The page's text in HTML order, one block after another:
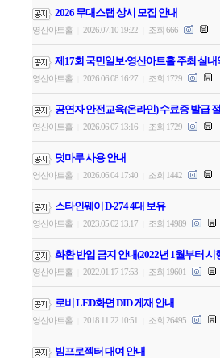
2026 무대스탭 상시 모집 안내
영산아트홀 2026.07.10 19:22 조회 666
제17회 국민일보·영산아트홀 주최 실
영산아트홀 2026.06.08 16:27 조회 1729
공연자 안전교육(온라인) 수료증 발급
영산아트홀 2026.06.07 13:16 조회 1729
덧마루 사용 안내
영산아트홀 2026.06.04 17:40 조회 1442
스타인웨이 D-274 4대 보유
영산아트홀 2023.05.02 13:17 조회 14989
화환 반입 금지 안내(2022년 1월부터 시
영산아트홀 2022.01.17 17:53 조회 19601
로비 LED화면 DID 게재 안내
영산아트홀 2018.11.22 10:51 조회 26495
빔프로젝터 대여 안내